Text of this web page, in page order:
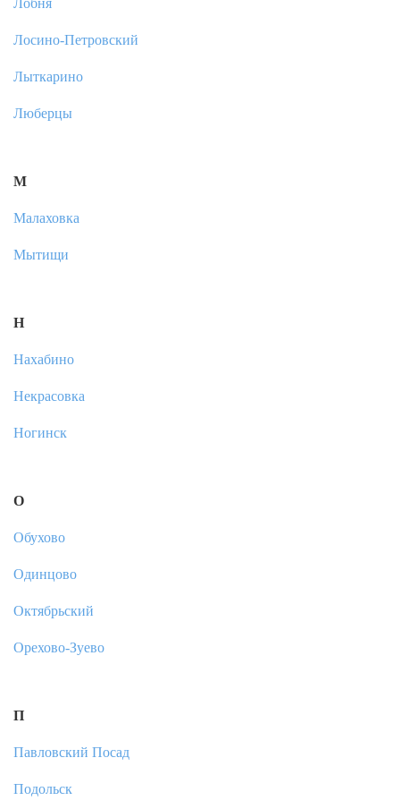
Лобня
Лосино-Петровский
Лыткарино
Люберцы
М
Малаховка
Мытищи
Н
Нахабино
Некрасовка
Ногинск
О
Обухово
Одинцово
Октябрьский
Орехово-Зуево
П
Павловский Посад
Подольск